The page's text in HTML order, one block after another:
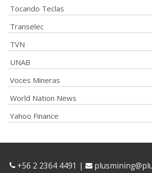
Tocando Teclas
Transelec
TVN
UNAB
Voces Mineras
World Nation News
Yahoo Finance
+56 2 2364 4491 |